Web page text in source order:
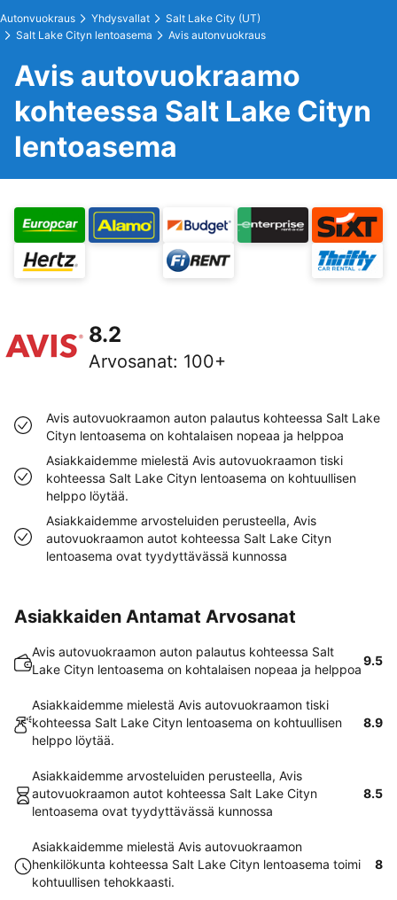
Autonvuokraus Yhdysvallat
Salt Lake City (UT)
Salt Lake Cityn lentoasema
Avis autonvuokraus
Avis autovuokraamo
kohteessa Salt Lake Cityn
lentoasema
8.2
Arvosanat: 100+
Avis autovuokraamon auton palautus kohteessa Salt Lake
Cityn lentoasema on kohtalaisen nopeaa ja helppoa
Asiakkaidemme mielestä Avis autovuokraamon tiski
kohteessa Salt Lake Cityn lentoasema on kohtuullisen
helppo löytää.
Asiakkaidemme arvosteluiden perusteella, Avis
autovuokraamon autot kohteessa Salt Lake Cityn
lentoasema ovat tyydyttävässä kunnossa
Asiakkaiden Antamat Arvosanat
Avis autovuokraamon auton palautus kohteessa Salt
Lake Cityn lentoasema on kohtalaisen nopeaa ja helppoa
9.5
Asiakkaidemme mielestä Avis autovuokraamon tiski
kohteessa Salt Lake Cityn lentoasema on kohtuullisen
helppo löytää.
8.9
Asiakkaidemme arvosteluiden perusteella, Avis
autovuokraamon autot kohteessa Salt Lake Cityn
lentoasema ovat tyydyttävässä kunnossa
8.5
Asiakkaidemme mielestä Avis autovuokraamon
henkilökunta kohteessa Salt Lake Cityn lentoasema toimi
kohtuullisen tehokkaasti.
8